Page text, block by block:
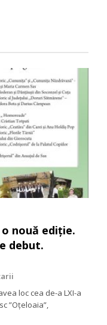
nouă ediție.
debut.
loc cea de-a LXI-a
”Oțeloaia”,